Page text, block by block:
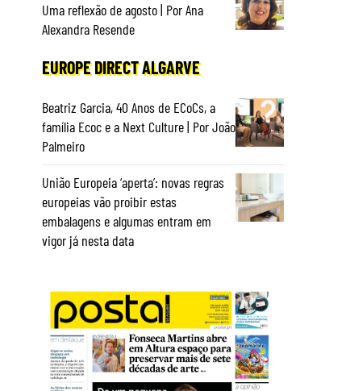
Uma reflexão de agosto | Por Ana
Alexandra Resende
EUROPE DIRECT ALGARVE
Beatriz Garcia, 40 Anos de ECoCs, a
família Ecoc e a Next Culture | Por João
Palmeiro
União Europeia ‘aperta’: novas regras
europeias vão proibir estas
embalagens e algumas entram em
vigor já nesta data